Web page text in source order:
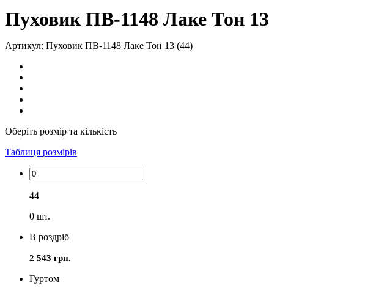
Пуховик ПВ-1148 Лаке Тон 13
Артикул: Пуховик ПВ-1148 Лаке Тон 13 (44)
Оберіть розмір та кількість
Таблиця розмірів
44
0 шт.
В роздріб
2 543 грн.
Гуртом